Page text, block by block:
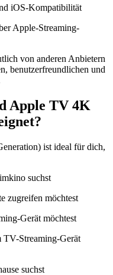
iOS-Kompatibilität
Apple-Streaming-
von anderen Anbietern
benutzerfreundlichen und
Apple TV 4K
ist ideal für dich,
suchst
zugreifen möchtest
Gerät möchtest
TV-Streaming-Gerät
suchst